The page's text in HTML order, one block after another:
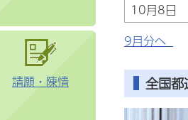
請願・陳情
10月8日
9月分へ
全国